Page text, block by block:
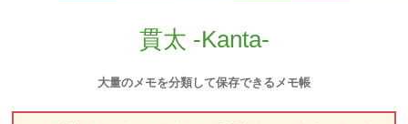
貫太 -Kanta-
大量のメモを分類して保存できるメモ帳